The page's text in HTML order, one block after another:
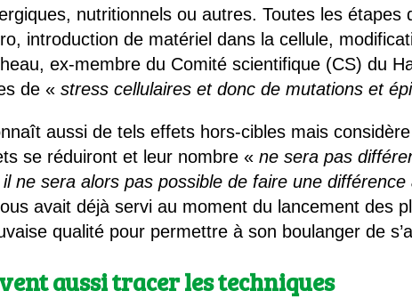
nutritionnels ou autres. Toutes les étapes
introduction de matériel dans la cellule,
ex-membre du Comité scientifique (CS) du
de «stress cellulaires et donc de mutations et
aussi de tels effets hors-cibles mais
se réduiront et leur nombre «ne sera pas
ne sera alors pas possible de faire une
avait déjà servi au moment du lancement des
qualité pour permettre à son boulanger de
aussi tracer les techniques